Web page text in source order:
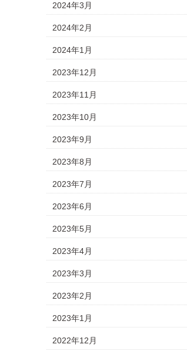
2024年3月
2024年2月
2024年1月
2023年12月
2023年11月
2023年10月
2023年9月
2023年8月
2023年7月
2023年6月
2023年5月
2023年4月
2023年3月
2023年2月
2023年1月
2022年12月